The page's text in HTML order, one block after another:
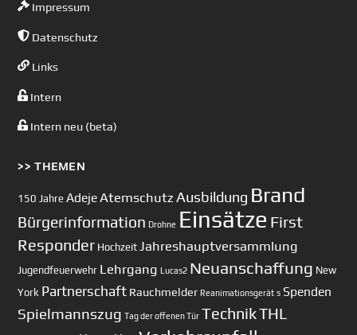
Impressum
Datenschutz
Links
Intern
Intern neu (beta)
>> THEMEN
150 Jahre AdejeAtemschutz Ausbildung Brand
Bürgerinformation Drohne Einsätze First
Responder Hochzeit Jahreshauptversammlung
Jugendfeuerwehr Lehrgang Lucas2 Neuanschaffung New
York Partnerschaft Rauchmelder Reanimationsgerät s Spenden
Spielmannszug Tag der offenen Tür TechnikTHL